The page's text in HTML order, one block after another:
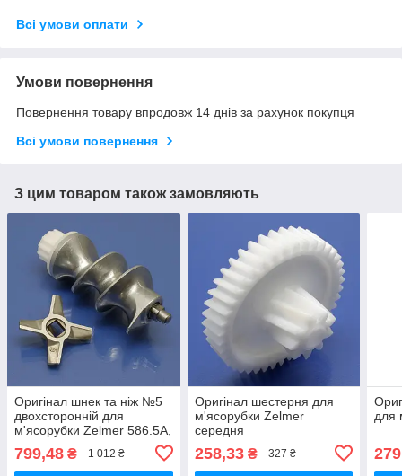
Всі умови оплати
Умови повернення
Повернення товару впродовж 14 днів за рахунок покупця
Всі умови повернення
З цим товаром також замовляють
Оригінал шнек та ніж №5
двохсторонній для
м'ясорубки Zelmer 586.5A,
587.54, 686.5A, ZMM0805,
ZMM1005, ZMM1054
799,48 ₴ 1 012 ₴
Оригінал шестерня для
м'ясорубки Zelmer
середня
258,33₴ 327 ₴
для